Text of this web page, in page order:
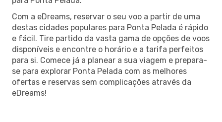
Com a eDreams, reservar o seu voo a partir de uma
destas cidades populares para Ponta Pelada é rápido
e fácil. Tire partido da vasta gama de opções de voos
disponíveis e encontre o horário e a tarifa perfeitos
para si. Comece já a planear a sua viagem e prepara-
se para explorar Ponta Pelada com as melhores
ofertas e reservas sem complicações através da
eDreams!